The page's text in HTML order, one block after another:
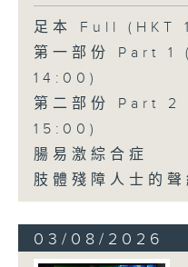
足本 Full (HKT
第一部份 Part 1
14:00)
第二部份 Part
15:00)
腸易激綜合症
肢體殘障人士的聲
03/08/2026